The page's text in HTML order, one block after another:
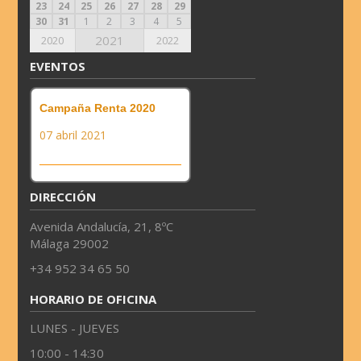
23
24 25 26 27 28
29
30
31 1 2 3 4 5
2020 2021 2022
EVENTOS
Campaña Renta 2020
07 abril 2021
DIRECCIÓN
Avenida Andalucía, 21, 8ºC
Málaga 29002
+34 952 34 65 50
HORARIO DE OFICINA
LUNES - JUEVES
10:00 - 14:30